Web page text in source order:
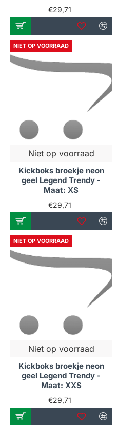
€29,71
NIET OP VOORRAAD
Niet op voorraad
Kickboks broekje neon
geel Legend Trendy -
Maat: XS
€29,71
NIET OP VOORRAAD
Niet op voorraad
Kickboks broekje neon
geel Legend Trendy -
Maat: XXS
€29,71